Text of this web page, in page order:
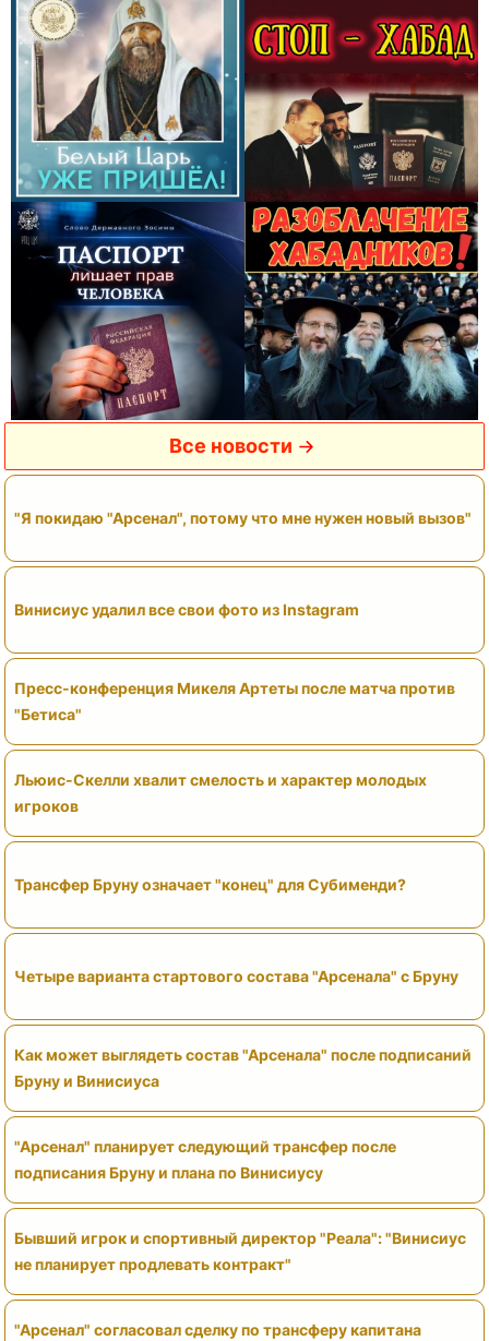
Все новости
"Я покидаю "Арсенал", потому что мне нужен новый вызов"
Винисиус удалил все свои фото из Instagram
Пресс-конференция Микеля Артеты после матча против
"Бетиса"
Льюис-Скелли хвалит смелость и характер молодых
игроков
Трансфер Бруну означает "конец" для Субименди?
Четыре варианта стартового состава "Арсенала" с Бруну
Как может выглядеть состав "Арсенала" после подписаний
Бруну и Винисиуса
"Арсенал" планирует следующий трансфер после
подписания Бруну и плана по Винисиусу
Бывший игрок и спортивный директор "Реала": "Винисиус
не планирует продлевать контракт"
"Арсенал" согласовал сделку по трансферу капитана